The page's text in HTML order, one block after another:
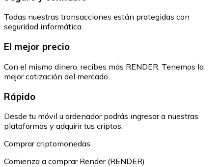
Todas nuestras transacciones están protegidas con
seguridad informática.
El mejor precio
Con el mismo dinero, recibes más RENDER. Tenemos la
mejor cotización del mercado.
Rápido
Desde tu móvil u ordenador podrás ingresar a nuestras
plataformas y adquirir tus criptos.
Comprar criptomonedas
Comienza a comprar Render (RENDER)